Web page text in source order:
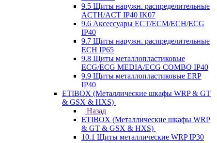
9.5 Щиты наружн. распределительные
ACTH/ACT IP40 IK07
9.6 Аксессуары ECT/ECM/ECH/ECG
IP40
9.7 Щиты наружн. распределительные
ECH IP65
9.8 Щиты металлопластиковые
ECG/ECG MEDIA/ECG COMBO IP40
9.9 Щиты металлопластиковые ERP
IP40
ETIBOX (Металлические шкафы WRP & GT
& GSX & HXS)
Назад
ETIBOX (Металлические шкафы WRP
& GT & GSX & HXS)
10.1 Щиты металлические WRP IP30